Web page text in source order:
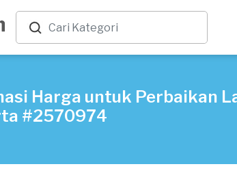
Harga untuk Perbaikan
#2570974